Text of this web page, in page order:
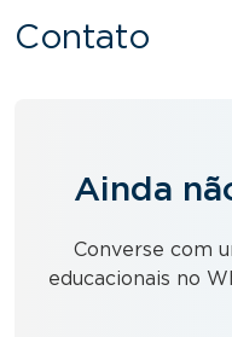
Contato
Ainda
Converse com
educacionais no